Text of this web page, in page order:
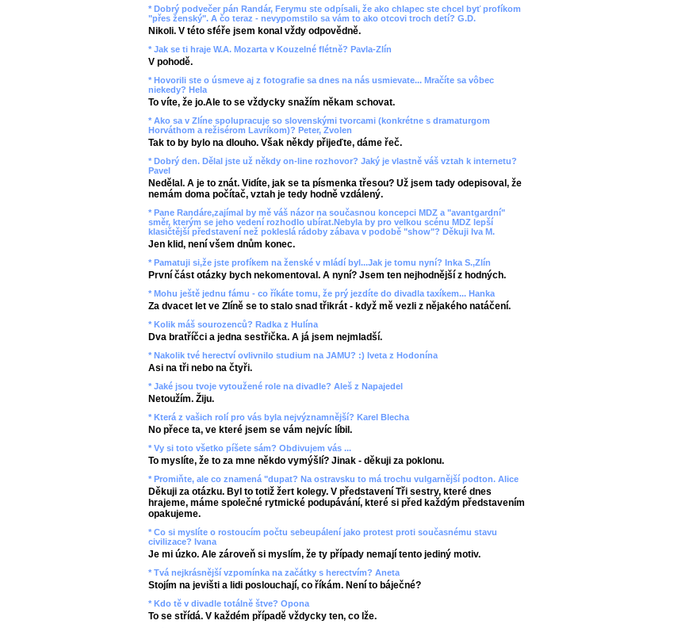
* Dobrý podvečer pán Randár, Ferymu ste odpísali, že ako chlapec ste chcel byť profíkom
"přes ženský". A čo teraz - nevypomstilo sa vám to ako otcovi troch detí? G.D.
Nikoli. V této sféře jsem konal vždy odpovědně.
* Jak se ti hraje W.A. Mozarta v Kouzelné flétně? Pavla-Zlín
V pohodě.
* Hovorili ste o úsmeve aj z fotografie sa dnes na nás usmievate... Mračíte sa vôbec
niekedy? Hela
To víte, že jo.Ale to se vždycky snažím někam schovat.
* Ako sa v Zlíne spolupracuje so slovenskými tvorcami (konkrétne s dramaturgom
Horváthom a režisérom Lavríkom)? Peter, Zvolen
Tak to by bylo na dlouho. Však někdy přijeďte, dáme řeč.
* Dobrý den. Dělal jste už někdy on-line rozhovor? Jaký je vlastně váš vztah k internetu?
Pavel
Nedělal. A je to znát. Vidíte, jak se ta písmenka třesou? Už jsem tady odepisoval, že
nemám doma počítač, vztah je tedy hodně vzdálený.
* Pane Randáre,zajímal by mě váš názor na současnou koncepci MDZ a "avantgardní"
směr, kterým se jeho vedení rozhodlo ubírat.Nebyla by pro velkou scénu MDZ lepší
klasičtější představení než pokleslá rádoby zábava v podobě "show"? Děkuji Iva M.
Jen klid, není všem dnům konec.
* Pamatuji si,že jste profíkem na ženské v mládí byl...Jak je tomu nyní? Inka S.,Zlín
První část otázky bych nekomentoval. A nyní? Jsem ten nejhodnější z hodných.
* Mohu ještě jednu fámu - co říkáte tomu, že prý jezdíte do divadla taxíkem... Hanka
Za dvacet let ve Zlíně se to stalo snad třikrát - když mě vezli z nějakého natáčení.
* Kolik máš sourozenců? Radka z Hulína
Dva bratříčci a jedna sestřička. A já jsem nejmladší.
* Nakolik tvé herectví ovlivnilo studium na JAMU? :) Iveta z Hodonína
Asi na tři nebo na čtyři.
* Jaké jsou tvoje vytoužené role na divadle? Aleš z Napajedel
Netoužím. Žiju.
* Která z vašich rolí pro vás byla nejvýznamnější? Karel Blecha
No přece ta, ve které jsem se vám nejvíc líbil.
* Vy si toto všetko píšete sám? Obdivujem vás ...
To myslíte, že to za mne někdo vymýšlí? Jinak - děkuji za poklonu.
* Promiňte, ale co znamená "dupat? Na ostravsku to má trochu vulgarnější podton. Alice
Děkuji za otázku. Byl to totiž žert kolegy. V představení Tři sestry, které dnes
hrajeme, máme společné rytmické podupávání, které si před každým představením
opakujeme.
* Co si myslíte o rostoucím počtu sebeupálení jako protest proti současnému stavu
civilizace? Ivana
Je mi úzko. Ale zároveň si myslím, že ty případy nemají tento jediný motiv.
* Tvá nejkrásnější vzpomínka na začátky s herectvím? Aneta
Stojím na jevišti a lidi poslouchají, co říkám. Není to báječné?
* Kdo tě v divadle totálně štve? Opona
To se střídá. V každém případě vždycky ten, co lže.